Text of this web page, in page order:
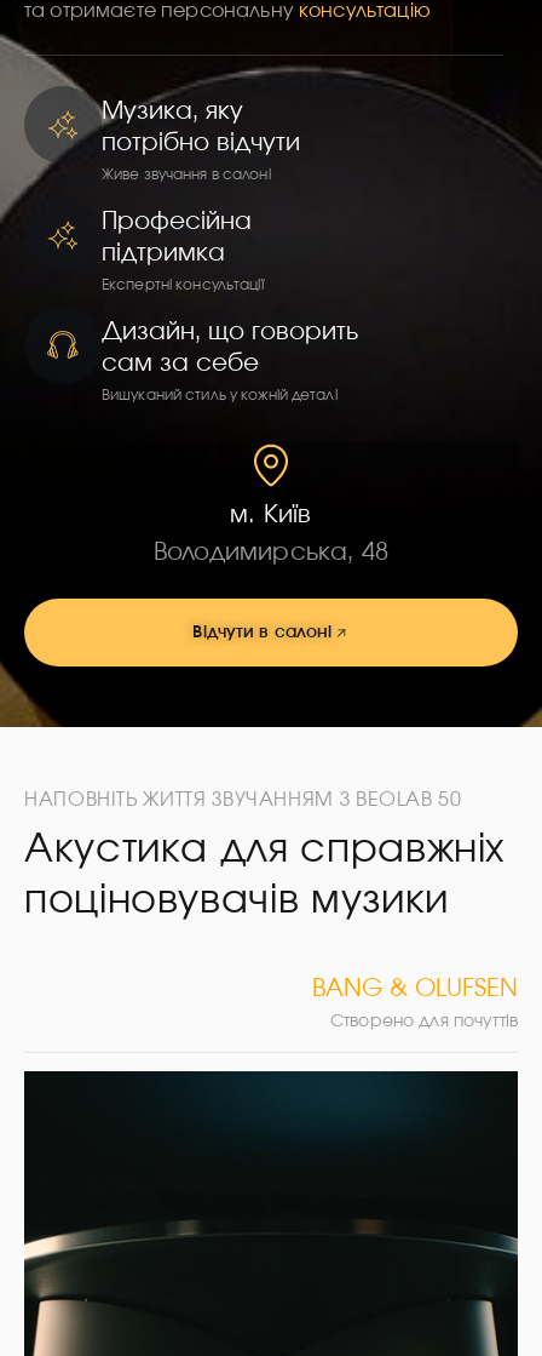
та отримаєте персональну консультацію
Музика, яку
потрібно відчути
Живе звучання в салоні
Професійна
підтримка
Експертні консультації
Дизайн, що говорить
сам за себе
Вишуканий стиль у кожній деталі
м. Київ
Володимирська, 48
Відчути в салоні
НАПОВНІТЬ ЖИТТЯ ЗВУЧАННЯМ З BEOLAB 50
Акустика для справжніх
поціновувачів музики
BANG & OLUFSEN
Створено для почуттів